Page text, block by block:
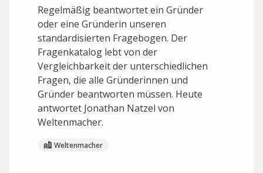
Regelmäßig beantwortet ein Gründer
oder eine Gründerin unseren
standardisierten Fragebogen. Der
Fragenkatalog lebt von der
Vergleichbarkeit der unterschiedlichen
Fragen, die alle Gründerinnen und
Gründer beantworten müssen. Heute
antwortet Jonathan Natzel von
Weltenmacher.
Weltenmacher